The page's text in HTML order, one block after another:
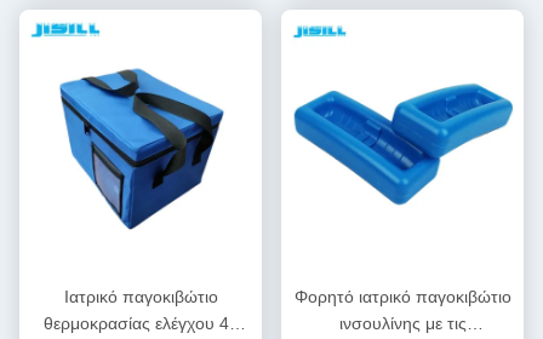
Ιατρικό παγοκιβώτιο
θερμοκρασίας ελέγχου 48
Φορητό ιατρικό παγοκιβώτιο
ινσουλίνης με τις